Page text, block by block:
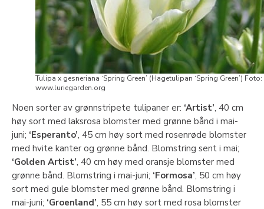
Tulipa x gesneriana ‘Spring Green’ (Hagetulipan ‘Spring Green’) Foto:
www.luriegarden.org
Noen sorter av grønnstripete tulipaner er: ‘Artist’, 40 cm
høy sort med laksrosa blomster med grønne bånd i mai-
juni; ‘Esperanto’, 45 cm høy sort med rosenrøde blomster
med hvite kanter og grønne bånd. Blomstring sent i mai;
‘Golden Artist’, 40 cm høy med oransje blomster med
grønne bånd. Blomstring i mai-juni; ‘Formosa’, 50 cm høy
sort med gule blomster med grønne bånd. Blomstring i
mai-juni; ‘Groenland’, 55 cm høy sort med rosa blomster